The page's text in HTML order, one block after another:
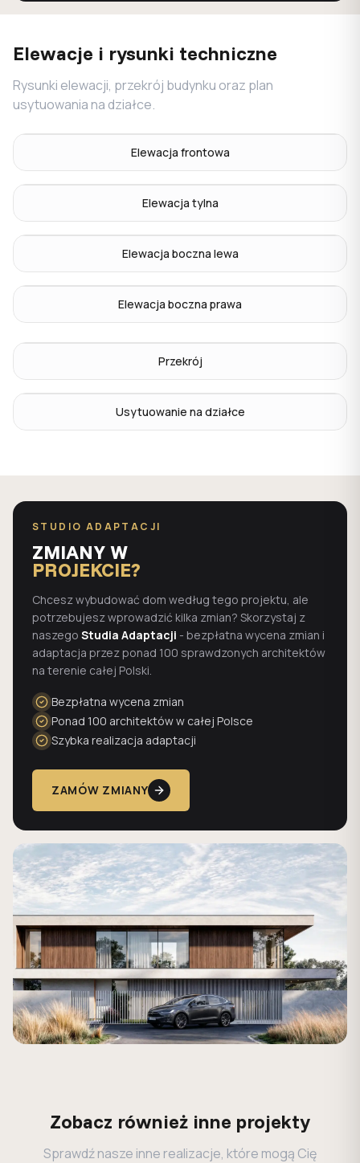
Elewacje i rysunki techniczne
Rysunki elewacji, przekrój budynku oraz plan
usytuowania na działce.
Elewacja frontowa
Elewacja tylna
Elewacja boczna lewa
Elewacja boczna prawa
Przekrój
Usytuowanie na działce
STUDIO ADAPTACJI
ZMIANY W
PROJEKCIE?
Chcesz wybudować dom według tego projektu, ale
potrzebujesz wprowadzić kilka zmian? Skorzystaj z
naszego Studia Adaptacji - bezpłatna wycena zmian i
adaptacja przez ponad 100 sprawdzonych architektów
na terenie całej Polski.
Bezpłatna wycena zmian
Ponad 100 architektów w całej Polsce
Szybka realizacja adaptacji
ZAMÓW ZMIANY
Zobacz również inne projekty
Sprawdź nasze inne realizacje, które mogą Cię